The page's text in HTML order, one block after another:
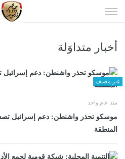
الى
أخبار متداوَلة
غير مصنف
منذ عام واحد
موسكو تحذر واشنطن: دعم إسرائيل
المنطقة